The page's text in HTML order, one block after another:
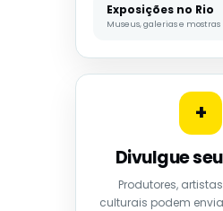
Exposições no Rio
Museus, galerias e mostras
+
Divulgue
Produtores,
culturais podem